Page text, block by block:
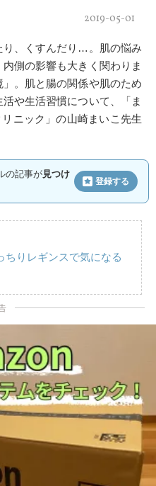
2019-05-01
り、くすんだり…。肌の悩み
側の影響も大きく関わりま
。肌と腸の関係や肌のため
や生活習慣について、「ま
ニック」の山崎まいこ先生
の記事が見つけ
登録する
ちりレギンスで気になる